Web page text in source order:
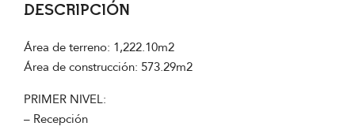
DESCRIPCIÓN
Área de terreno: 1,222.10m2
Área de construcción: 573.29m2
PRIMER NIVEL:
– Recepción